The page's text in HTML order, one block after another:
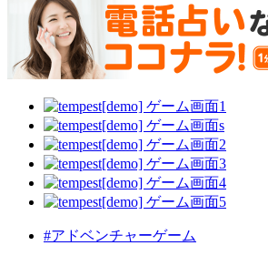
#アドベンチャーゲーム